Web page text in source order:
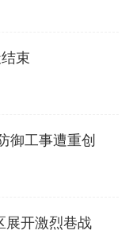
束
御工事遭重创
展开激烈巷战